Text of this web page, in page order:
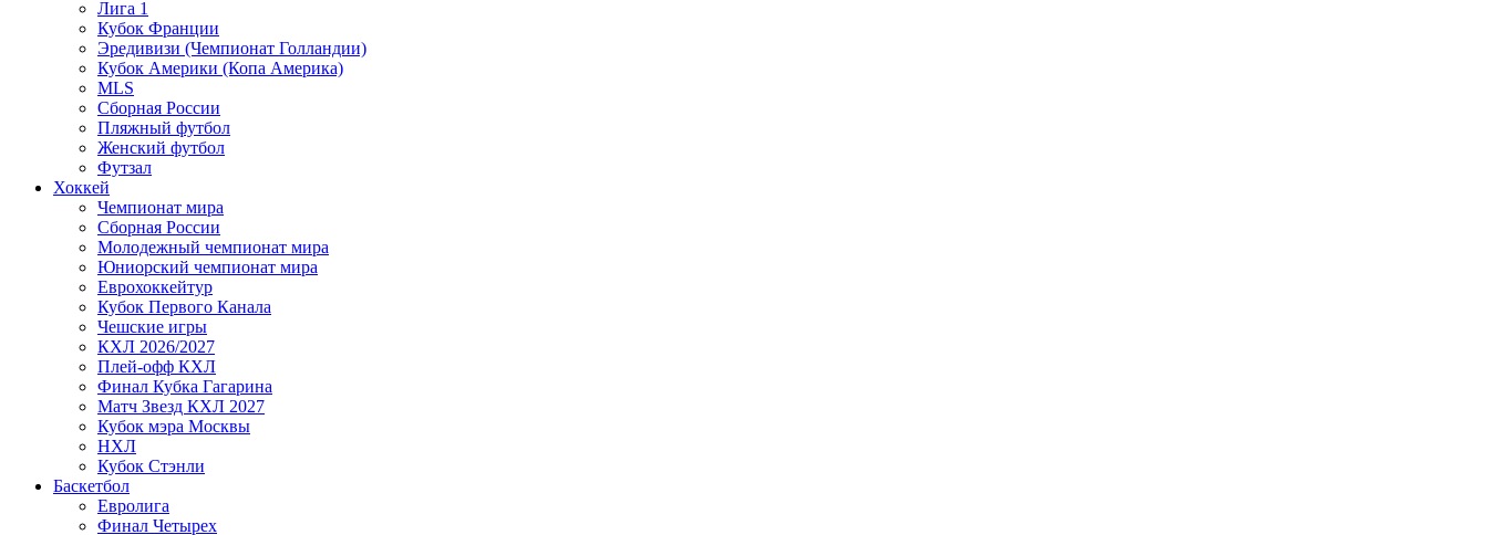
Лига 1
Кубок Франции
Эредивизи (Чемпионат Голландии)
Кубок Америки (Копа Америка)
MLS
Сборная России
Пляжный футбол
Женский футбол
Футзал
Хоккей
Чемпионат мира
Сборная России
Молодежный чемпионат мира
Юниорский чемпионат мира
Еврохоккейтур
Кубок Первого Канала
Чешские игры
КХЛ 2026/2027
Плей-офф КХЛ
Финал Кубка Гагарина
Матч Звезд КХЛ 2027
Кубок мэра Москвы
НХЛ
Кубок Стэнли
Баскетбол
Евролига
Финал Четырех